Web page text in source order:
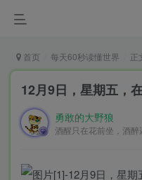
首页 每天60秒读懂世界 正
12月9日，星期五，
勇敢的大野狼
酒醒只在花前坐，酒醉